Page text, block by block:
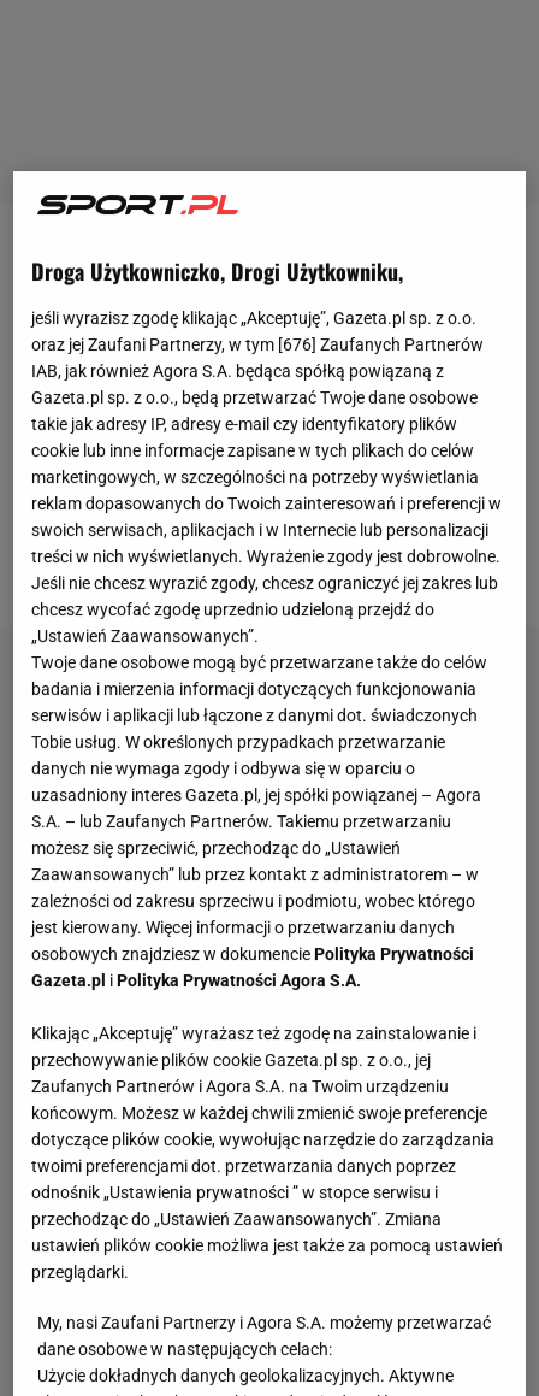
Ostatnie miesiące są niezwykle trudne dla Kotwicy
Kołobrzeg. Kiedy przed rozpoczęciem sezonu do
zespołu trafili tacy piłkarze jak: Felipe Oliveira, Jakub
Żubrowski czy Jakub Rzeźniczak, było pewne, że
władze klubu nie chcą dopuścić do sytuacji z
ubiegłej kampanii, gdy awans wymknął im się z rąk
w ostatnim momencie.Po rundzie jesiennej sytuacja
była wyśmienita, ponieważ zespół zajmował
pozycję lidera II ligi i wszystko wskazywało na to, że
wreszcie uda mu się osiągnąć cel.
Droga Użytkowniczko, Drogi Użytkowniku,
jeśli wyrazisz zgodę klikając „Akceptuję”, Gazeta.pl sp. z o.o.
oraz jej Zaufani Partnerzy, w tym [676] Zaufanych Partnerów
IAB, jak również Agora S.A. będąca spółką powiązaną z
Gazeta.pl sp. z o.o., będą przetwarzać Twoje dane osobowe
takie jak adresy IP, adresy e-mail czy identyfikatory plików
cookie lub inne informacje zapisane w tych plikach do celów
marketingowych, w szczególności na potrzeby wyświetlania
reklam dopasowanych do Twoich zainteresowań i preferencji w
swoich serwisach, aplikacjach i w Internecie lub personalizacji
treści w nich wyświetlanych. Wyrażenie zgody jest dobrowolne.
Jeśli nie chcesz wyrazić zgody, chcesz ograniczyć jej zakres lub
chcesz wycofać zgodę uprzednio udzieloną przejdź do
„Ustawień Zaawansowanych”.
Twoje dane osobowe mogą być przetwarzane także do celów
badania i mierzenia informacji dotyczących funkcjonowania
serwisów i aplikacji lub łączone z danymi dot. świadczonych
Tobie usług. W określonych przypadkach przetwarzanie
danych nie wymaga zgody i odbywa się w oparciu o
uzasadniony interes Gazeta.pl, jej spółki powiązanej – Agora
S.A. – lub Zaufanych Partnerów. Takiemu przetwarzaniu
możesz się sprzeciwić, przechodząc do „Ustawień
Zaawansowanych” lub przez kontakt z administratorem – w
zależności od zakresu sprzeciwu i podmiotu, wobec którego
jest kierowany. Więcej informacji o przetwarzaniu danych
osobowych znajdziesz w dokumenciePolityka Prywatności
Gazeta.pl iPolityka Prywatności Agora S.A.
Klikając „Akceptuję” wyrażasz też zgodę na zainstalowanie i
przechowywanie plików cookie Gazeta.pl sp. z o.o., jej
Zaufanych Partnerów i Agora S.A. na Twoim urządzeniu
końcowym. Możesz w każdej chwili zmienić swoje preferencje
dotyczące plików cookie, wywołując narzędzie do zarządzania
twoimi preferencjami dot. przetwarzania danych poprzez
odnośnik „Ustawienia prywatności ” w stopce serwisu i
przechodząc do „Ustawień Zaawansowanych”. Zmiana
ustawień plików cookie możliwa jest także za pomocą ustawień
przeglądarki.
My, nasi Zaufani Partnerzy i Agora S.A. możemy przetwarzać
dane osobowe w następujących celach:
Użycie dokładnych danych geolokalizacyjnych. Aktywne